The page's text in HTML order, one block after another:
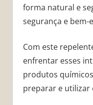
forma natural e
segurança e bem-
Com este
enfrentar esses
produtos
preparar e utilizar